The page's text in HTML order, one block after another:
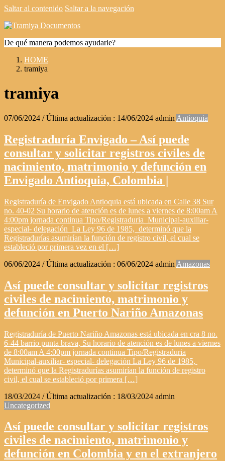
Saltar al contenido Saltar a la navegación
De qué manera podemos ayudarle?
HOME
tramiya
tramiya
07/06/2024 / Última actualización : 14/06/2024 admin Antioquia
Registraduría Envigado – Así puede
consultar y solicitar registros civiles de
nacimiento, matrimonio y defunción en
Envigado Antioquia, Colombia |
Registraduría de Envigado Antioquia está ubicada en Calle 38 Sur
no. 40-02 Su horario de atención es de lunes a viernes de 8:00am A
4:00pm jornada continua Tipo/Registraduria Municipal-auxiliar-
especial- delegación La Ley 96 de 1985, determinó que la
Registradurías asumirían la función de registro civil, el cual se
estableció por primera vez en el […]
06/06/2024 / Última actualización : 06/06/2024 admin Amazonas
Así puede consultar y solicitar registros
civiles de nacimiento, matrimonio y
defunción en Puerto Nariño Amazonas
Registraduría de Puerto Nariño Amazonas está ubicada en cra 8 no.
6-44 barrio punta brava, Su horario de atención es de lunes a viernes
de 8:00am A 4:00pm jornada continua Tipo/Registraduria
Municipal-auxiliar- especial- delegación La Ley 96 de 1985,
determinó que la Registradurías asumirían la función de registro
civil, el cual se estableció por primera […]
18/03/2024 / Última actualización : 18/03/2024 admin
Uncategorized
Así puede consultar y solicitar registros
civiles de nacimiento, matrimonio y
defunción en Colombia y en el extranjero